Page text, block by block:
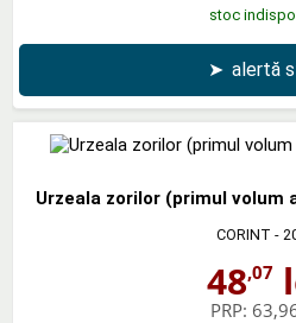
stoc
➤ alertă
Urzeala zorilor (primul volum
CORINT -
48,07
PRP: